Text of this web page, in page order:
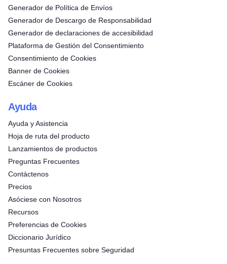
Generador de Política de Envíos
Generador de Descargo de Responsabilidad
Generador de declaraciones de accesibilidad
Plataforma de Gestión del Consentimiento
Consentimiento de Cookies
Banner de Cookies
Escáner de Cookies
Ayuda
Ayuda y Asistencia
Hoja de ruta del producto
Lanzamientos de productos
Preguntas Frecuentes
Contáctenos
Precios
Asóciese con Nosotros
Recursos
Preferencias de Cookies
Diccionario Jurídico
Presuntas Frecuentes sobre Seguridad